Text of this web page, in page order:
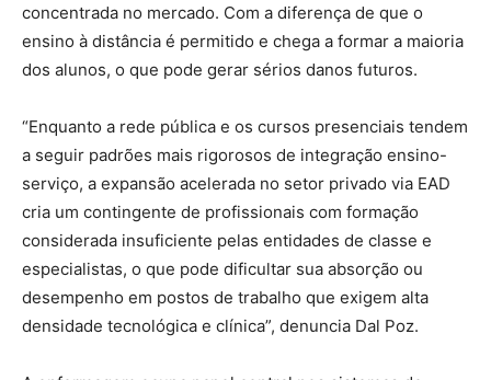
concentrada no mercado. Com a diferença de que o
ensino à distância é permitido e chega a formar a maioria
dos alunos, o que pode gerar sérios danos futuros.
“Enquanto a rede pública e os cursos presenciais tendem
a seguir padrões mais rigorosos de integração ensino-
serviço, a expansão acelerada no setor privado via EAD
cria um contingente de profissionais com formação
considerada insuficiente pelas entidades de classe e
especialistas, o que pode dificultar sua absorção ou
desempenho em postos de trabalho que exigem alta
densidade tecnológica e clínica”, denuncia Dal Poz.